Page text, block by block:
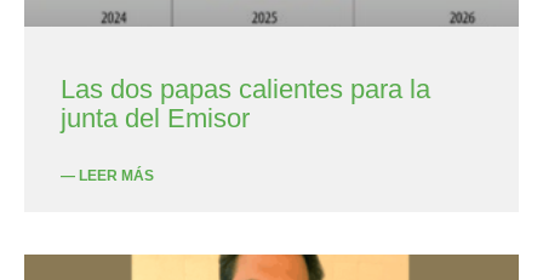
Las dos papas calientes para la
junta del Emisor
— LEER MÁS